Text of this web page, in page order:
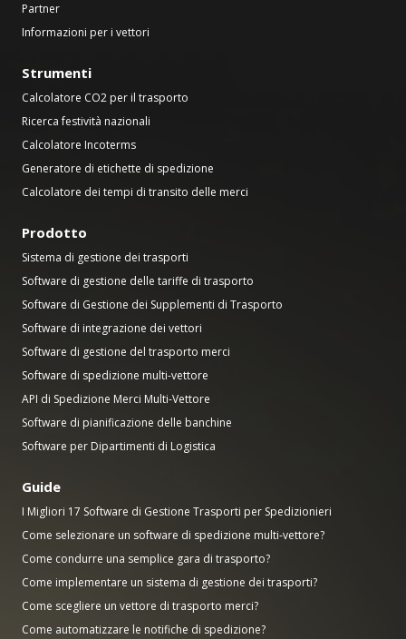
Partner
Informazioni per i vettori
Strumenti
Calcolatore CO2 per il trasporto
Ricerca festività nazionali
Calcolatore Incoterms
Generatore di etichette di spedizione
Calcolatore dei tempi di transito delle merci
Prodotto
Sistema di gestione dei trasporti
Software di gestione delle tariffe di trasporto
Software di Gestione dei Supplementi di Trasporto
Software di integrazione dei vettori
Software di gestione del trasporto merci
Software di spedizione multi-vettore
API di Spedizione Merci Multi-Vettore
Software di pianificazione delle banchine
Software per Dipartimenti di Logistica
Guide
I Migliori 17 Software di Gestione Trasporti per Spedizionieri
Come selezionare un software di spedizione multi-vettore?
Come condurre una semplice gara di trasporto?
Come implementare un sistema di gestione dei trasporti?
Come scegliere un vettore di trasporto merci?
Come automatizzare le notifiche di spedizione?